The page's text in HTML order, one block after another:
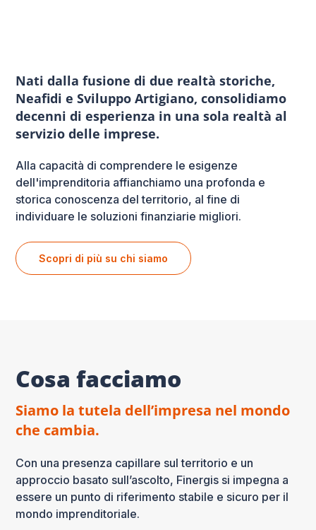
Nati dalla fusione di due realtà storiche,
Neafidi e Sviluppo Artigiano, consolidiamo
decenni di esperienza in una sola realtà al
servizio delle imprese.
Alla capacità di comprendere le esigenze
dell'imprenditoria affianchiamo una profonda e
storica conoscenza del territorio, al fine di
individuare le soluzioni finanziarie migliori.
Scopri di più su chi siamo
Cosa facciamo
Siamo la tutela dell’impresa nel mondo
che cambia.
Con una presenza capillare sul territorio e un
approccio basato sull’ascolto, Finergis si impegna a
essere un punto di riferimento stabile e sicuro per il
mondo imprenditoriale.